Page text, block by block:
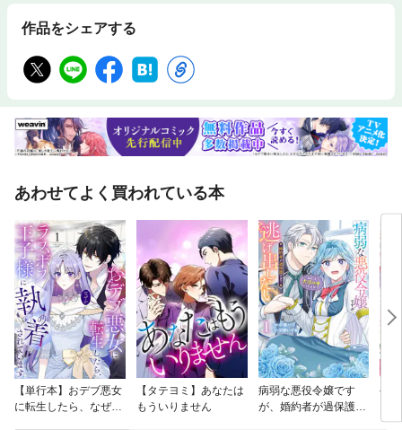
作品をシェアする
あわせてよく買われている本
【単行本】おデブ悪女
に転生したら、なぜか
【タテヨミ】あなたは
もういりません
病弱な悪役令嬢です
が、婚約者が過保護す
公